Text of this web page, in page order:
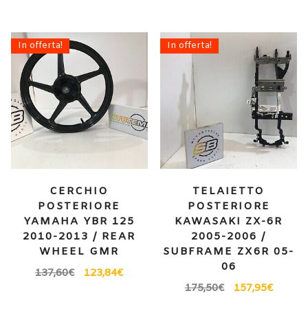
In offerta!
CERCHIO
POSTERIORE
YAMAHA YBR 125
2010-2013 / REAR
WHEEL GMR
137,60€ 123,84€
In offerta!
TELAIETTO
POSTERIORE
KAWASAKI ZX-6R
2005-2006 /
SUBFRAME ZX6R 05-
06
175,50€ 157,95€